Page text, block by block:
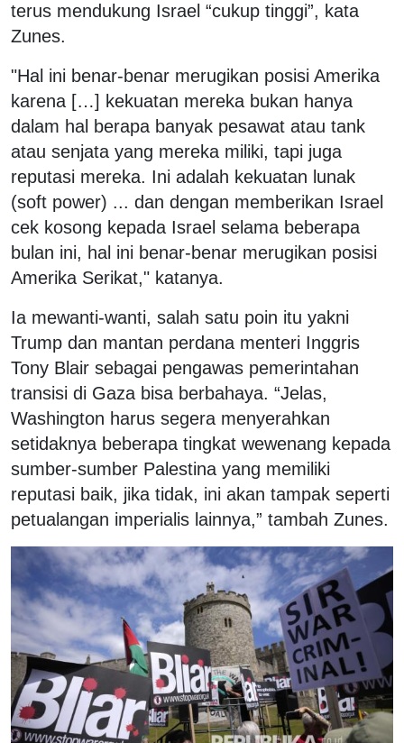
terus mendukung Israel “cukup tinggi”, kata
Zunes.
"Hal ini benar-benar merugikan posisi Amerika
karena […] kekuatan mereka bukan hanya
dalam hal berapa banyak pesawat atau tank
atau senjata yang mereka miliki, tapi juga
reputasi mereka. Ini adalah kekuatan lunak
(soft power) ... dan dengan memberikan Israel
cek kosong kepada Israel selama beberapa
bulan ini, hal ini benar-benar merugikan posisi
Amerika Serikat," katanya.
Ia mewanti-wanti, salah satu poin itu yakni
Trump dan mantan perdana menteri Inggris
Tony Blair sebagai pengawas pemerintahan
transisi di Gaza bisa berbahaya. “Jelas,
Washington harus segera menyerahkan
setidaknya beberapa tingkat wewenang kepada
sumber-sumber Palestina yang memiliki
reputasi baik, jika tidak, ini akan tampak seperti
petualangan imperialis lainnya,” tambah Zunes.